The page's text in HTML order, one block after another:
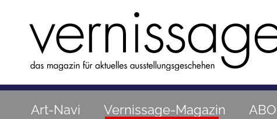
Art-Navi Vernissage-Magazin